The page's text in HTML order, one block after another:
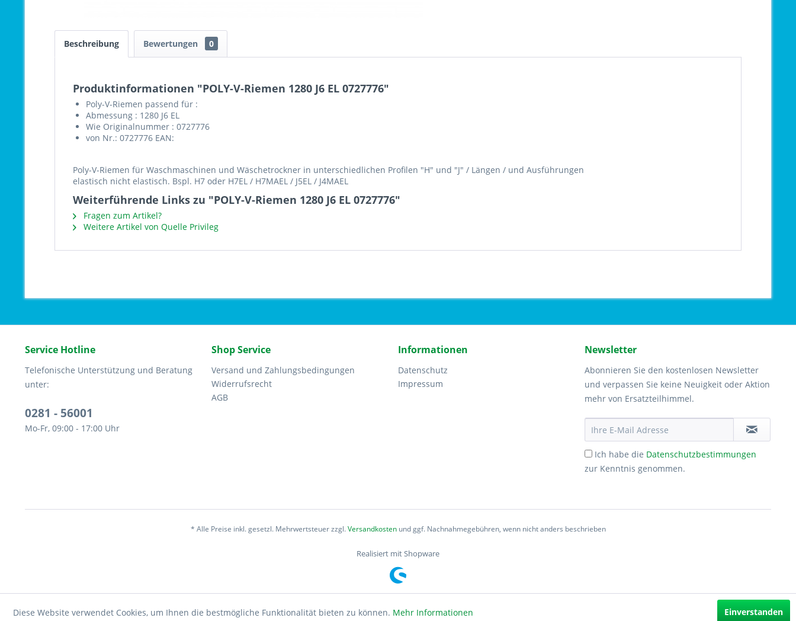
Beschreibung Bewertungen 0
Produktinformationen "POLY-V-Riemen 1280 J6 EL 0727776"
Poly-V-Riemen passend für :
Abmessung : 1280 J6 EL
Wie Originalnummer : 0727776
von Nr.: 0727776 EAN:
Poly-V-Riemen für Waschmaschinen und Wäschetrockner in unterschiedlichen Profilen "H" und "J" / Längen / und Ausführungen
elastisch nicht elastisch. Bspl. H7 oder H7EL / H7MAEL / J5EL / J4MAEL
Weiterführende Links zu "POLY-V-Riemen 1280 J6 EL 0727776"
Fragen zum Artikel?
Weitere Artikel von Quelle Privileg
Service Hotline
Telefonische Unterstützung und Beratung
unter:
0281 - 56001
Mo-Fr, 09:00 - 17:00 Uhr
Shop Service
Versand und Zahlungsbedingungen
Widerrufsrecht
AGB
Informationen
Datenschutz
Impressum
Newsletter
Abonnieren Sie den kostenlosen Newsletter
und verpassen Sie keine Neuigkeit oder Aktion
mehr von Ersatzteilhimmel.
Ich habe die Datenschutzbestimmungen
zur Kenntnis genommen.
* Alle Preise inkl. gesetzl. Mehrwertsteuer zzgl.Versandkostenund ggf. Nachnahmegebühren, wenn nicht anders beschrieben
Realisiert mit Shopware
Diese Website verwendet Cookies, um Ihnen die bestmögliche Funktionalität bieten zu können. Mehr Informationen Einverstanden